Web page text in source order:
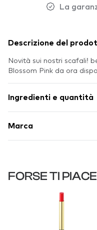
La
Descrizione del
Novità sui nostri scafali!
Blossom Pink da ora
Ingredienti e quantità
Marca
FORSE TI